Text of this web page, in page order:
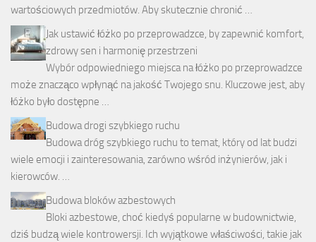
wartościowych przedmiotów. Aby skutecznie chronić …
Jak ustawić łóżko po przeprowadzce, by zapewnić komfort,
zdrowy sen i harmonię przestrzeni
Wybór odpowiedniego miejsca na łóżko po przeprowadzce
może znacząco wpłynąć na jakość Twojego snu. Kluczowe jest, aby
łóżko było dostępne …
Budowa drogi szybkiego ruchu
Budowa dróg szybkiego ruchu to temat, który od lat budzi
wiele emocji i zainteresowania, zarówno wśród inżynierów, jak i
kierowców. …
Budowa bloków azbestowych
Bloki azbestowe, choć kiedyś popularne w budownictwie,
dziś budzą wiele kontrowersji. Ich wyjątkowe właściwości, takie jak